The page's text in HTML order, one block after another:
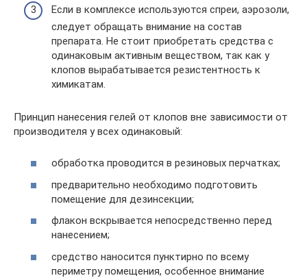
Если в комплексе используются спреи, аэрозоли,
следует обращать внимание на состав
препарата. Не стоит приобретать средства с
одинаковым активным веществом, так как у
клопов вырабатывается резистентность к
химикатам.
Принцип нанесения гелей от клопов вне зависимости от
производителя у всех одинаковый:
обработка проводится в резиновых перчатках;
предварительно необходимо подготовить
помещение для дезинсекции;
флакон вскрывается непосредственно перед
нанесением;
средство наносится пунктирно по всему
периметру помещения, особенное внимание